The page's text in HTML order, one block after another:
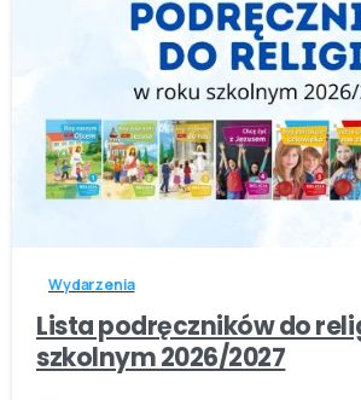
Wydarzenia
Lista podręczników do
szkolnym 2026/2027